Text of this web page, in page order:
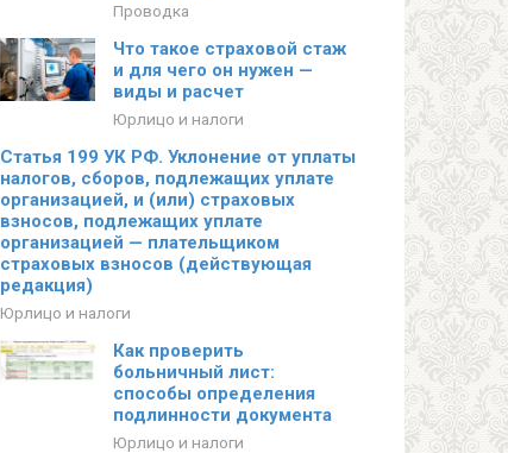
Проводка
Что такое страховой стаж
и для чего он нужен —
виды и расчет
Юрлицо и налоги
Статья 199 УК РФ. Уклонение от уплаты
налогов, сборов, подлежащих уплате
организацией, и (или) страховых
взносов, подлежащих уплате
организацией — плательщиком
страховых взносов (действующая
редакция)
Юрлицо и налоги
Как проверить
больничный лист:
способы определения
подлинности документа
Юрлицо и налоги